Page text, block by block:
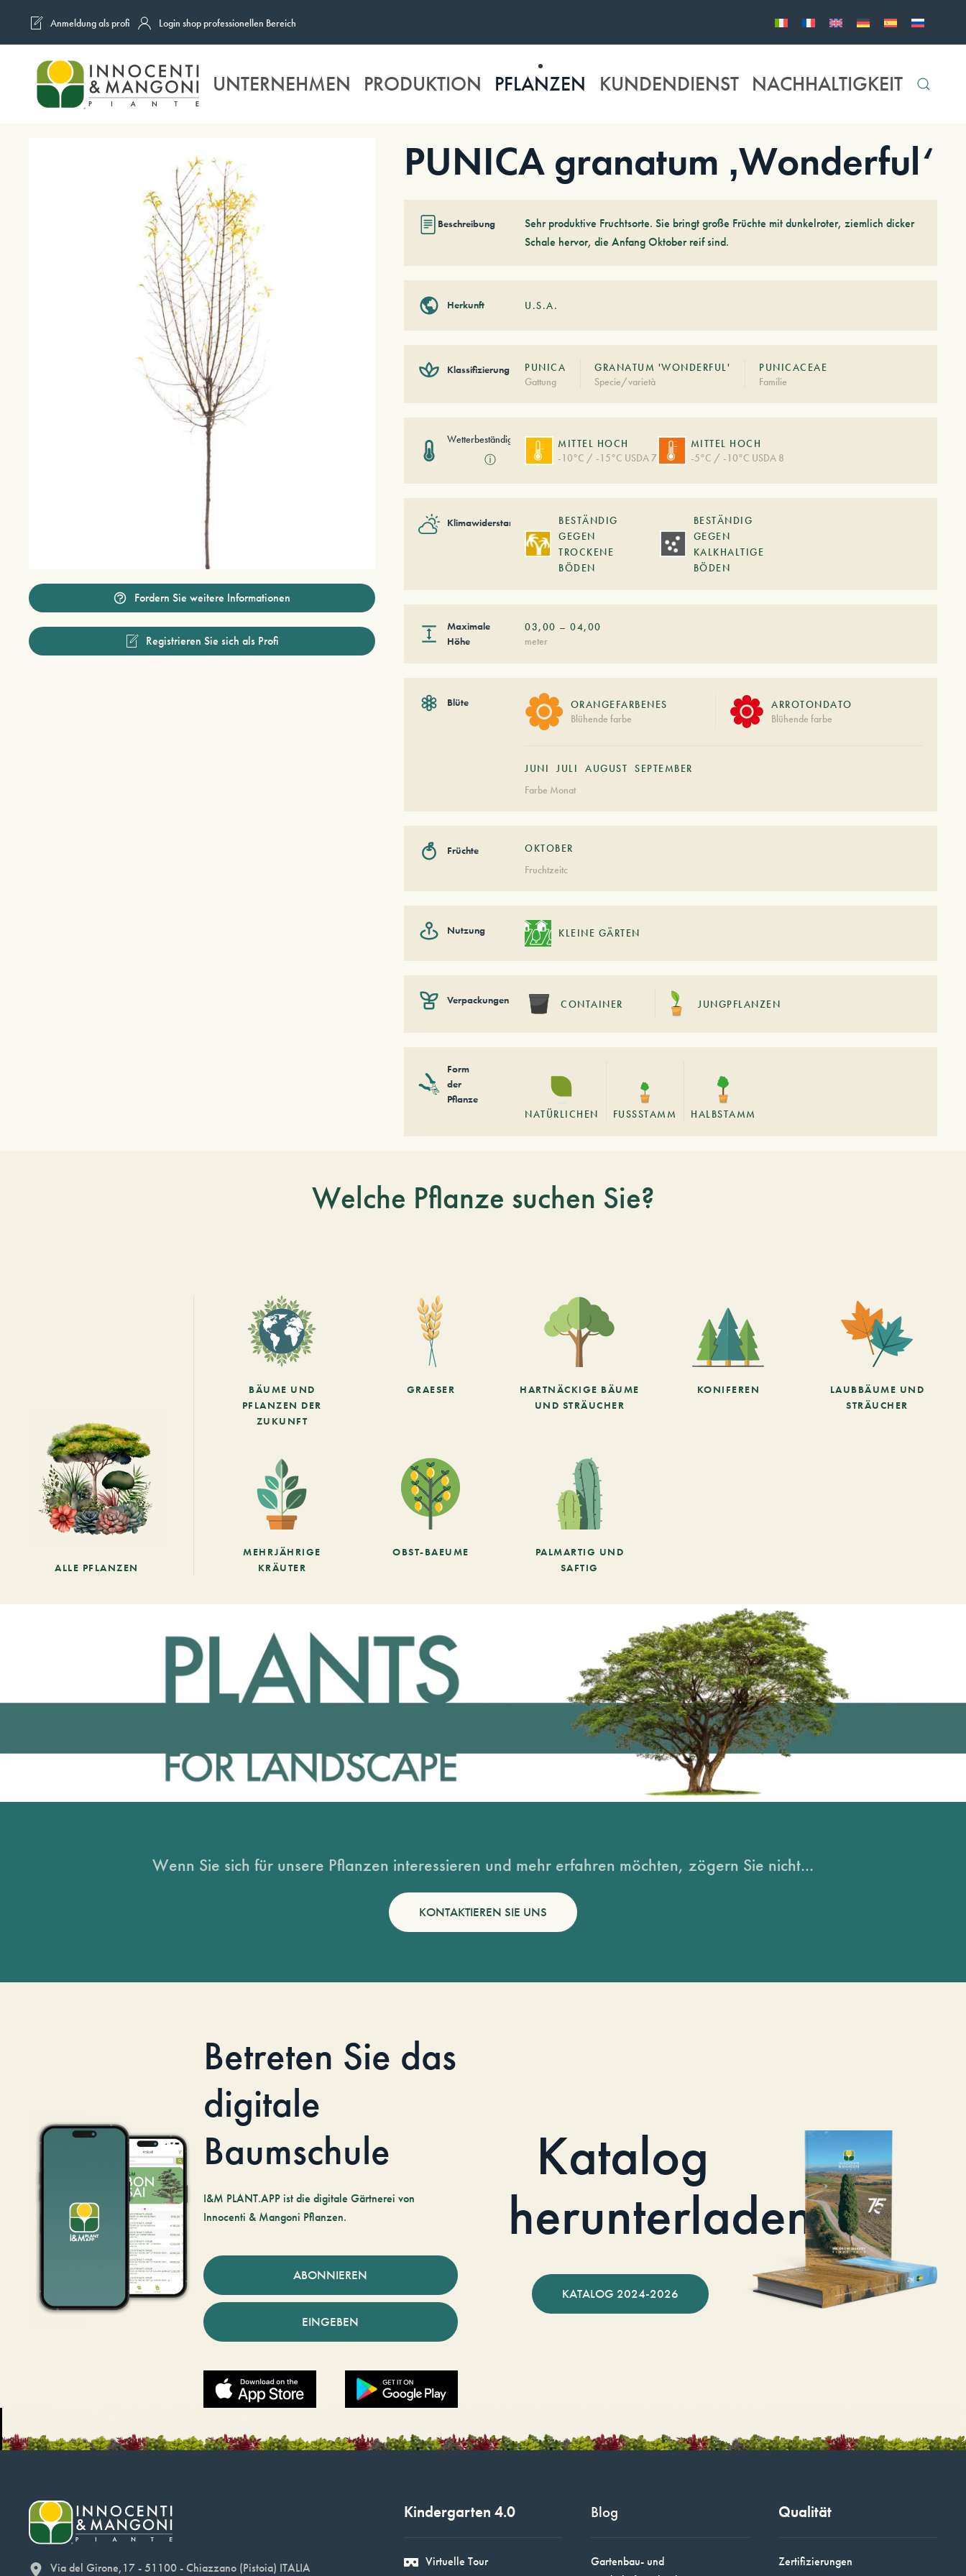
Skip to main content
Anmeldung als profi Login shop professionellen Bereich
UNTERNEHMEN PRODUKTION PFLANZEN KUNDENDIENST NACHHALTIGKEIT
Fordern Sie weitere Informationen
Registrieren Sie sich als Profi
PUNICA granatum ‚Wonderful‘
Beschreibung
Sehr produktive Fruchtsorte. Sie bringt große Früchte mit dunkelroter, ziemlich dicker
Schale hervor, die Anfang Oktober reif sind.
Herkunft U.S.A.
Klassifizierung
PUNICA
Gattung
GRANATUM 'WONDERFUL'
Specie/varietà
PUNICACEAE
Familie
Wetterbeständigkeit
ⓘ
MITTEL HOCH
-10°C / -15°C USDA 7
MITTEL HOCH
-5°C / -10°C USDA 8
Klimawiderstand
BESTÄNDIG
GEGEN
TROCKENE
BÖDEN
BESTÄNDIG
GEGEN
KALKHALTIGE
BÖDEN
Maximale
Höhe
03,00 –04,00
meter
Blüte
ORANGEFARBENES
Blühende farbe
ARROTONDATO
Blühende farbe
JUNI JULI AUGUST
SEPTEMBER
Farbe Monat
Früchte
OKTOBER
Fruchtzeitc
Nutzung KLEINE GÄRTEN
Verpackungen CONTAINER JUNGPFLANZEN
Form
der
Pflanze
NATÜRLICHEN
FUSSSTAMM HALBSTAMM
Welche Pflanze suchen Sie?
ALLE PFLANZEN
BÄUME UND
PFLANZEN DER
ZUKUNFT
GRAESER
HARTNÄCKIGE BÄUME
UND STRÄUCHER
KONIFEREN
LAUBBÄUME UND
STRÄUCHER
MEHRJÄHRIGE
KRÄUTER
OBST-BAEUME
PALMARTIG UND
SAFTIG
Wenn Sie sich für unsere Pflanzen interessieren und mehr erfahren möchten, zögern Sie nicht...
KONTAKTIEREN SIE UNS
Betreten Sie das
digitale
Baumschule
I&M PLANT.APP ist die digitale Gärtnerei von
Innocenti & Mangoni Pflanzen.
ABONNIEREN
EINGEBEN
Katalog
herunterladen
KATALOG 2024-2026
Via del Girone,17 - 51100 - Chiazzano (Pistoia) ITALIA
Kindergarten 4.0
Virtuelle Tour
Blog
Gartenbau- und
Qualität
Zertifizierungen